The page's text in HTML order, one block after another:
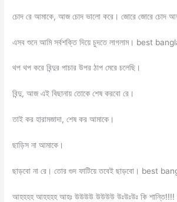
চোদ রে আমাকে, আজ চোদ ভালো করে। জোরে জোরে চোদ
এসব শুনে আমি সর্বশক্তি দিয়ে চুদতে লাগলাম। best
থপ থপ করে বিন্দুর পাচার উপর ঠাপ মেরে চলেছি।
বিন্দু, আজ এই বিছানায় তোকে শেষ করবো রে।
তাই কর হারামজাদা, শেষ কর আমাকে।
ছাড়িস না আমাকে।
ছাড়বো না রে। তোর গুদ ফাটিয়ে তবেই ছাড়বো। best
আহহহহ আহহহহ আহঃ উউউউ উউউউ উঃউঃউঃ কি